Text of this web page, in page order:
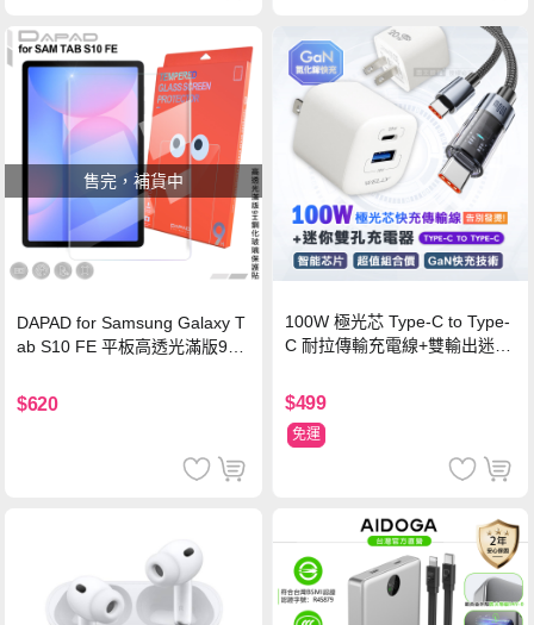
售完，補貨中
DAPAD for Samsung Galaxy T
ab S10 FE 平板高透光滿版9H
$620
100W 極光芯 Type-C to Type-
C 耐拉傳輸充電線+雙輸出迷你
$499
免運